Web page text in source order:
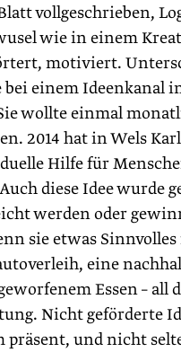
vollgeschrieben,
wie in einem
motiviert.
bei einem Ideenkanal
wollte einmal
2014 hat in Wels
Hilfe für
diese Idee wurde
werden oder
sie etwas
eine
Essen –
Nicht geförderte
und nicht